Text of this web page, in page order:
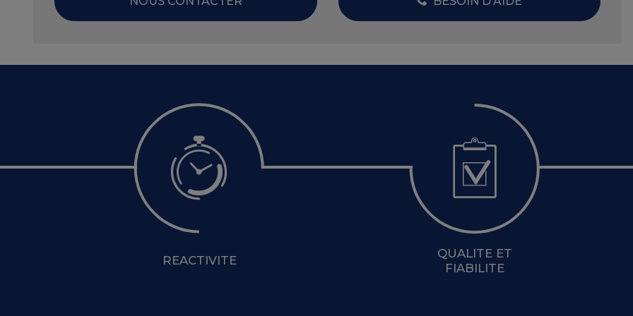
REACTIVITE
QUALITE ET
FIABILITE